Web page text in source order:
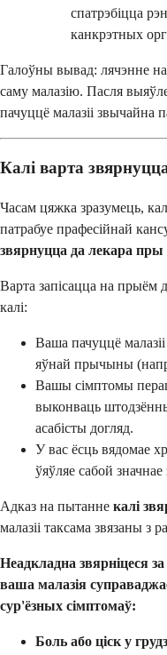
спатрэбіцца
канкрэтных
Галоўны вывад: лячэнне
саму малазію. Пасля
пачуццё малазіі звычайна
Калі варта
Часам цяжка зразумець,
патрабуе прафесійнай
звярнуцца да лекара пры
Варта запісацца на прыём
калі:
Ваша пачуццё
яўнай прычыны
Вашы сімптомы
выконваць
асабісты догляд.
У вас ёсць вядомае
ўяўляе сабой
Адказ на пытанне калі
малазіі таксама звязаны з
Неадкладна звярніцеся
ваша малазія
сур'ёзных сімптомаў:
Боль або ціск у